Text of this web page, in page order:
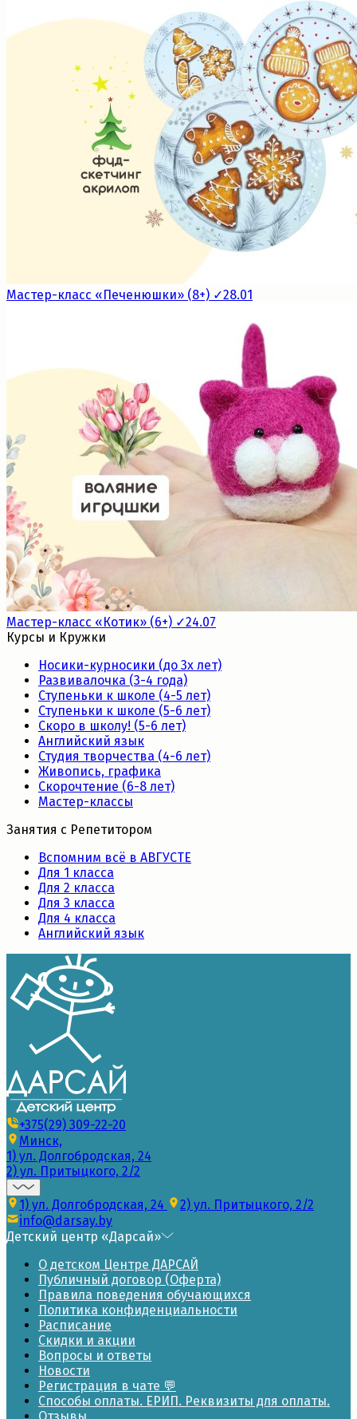
Мастер-класс «Печенюшки» (8+) ✓28.01
Мастер-класс «Котик» (6+) ✓24.07
Курсы и Кружки
Носики-курносики (до 3х лет)
Развивалочка (3-4 года)
Ступеньки к школе (4-5 лет)
Ступеньки к школе (5-6 лет)
Скоро в школу! (5-6 лет)
Английский язык
Студия творчества (4-6 лет)
Живопись, графика
Скорочтение (6-8 лет)
Мастер-классы
Занятия с Репетитором
Вспомним всё в АВГУСТЕ
Для 1 класса
Для 2 класса
Для 3 класса
Для 4 класса
Английский язык
+375(29) 309-22-20
Минск,
1) ул. Долгобродская, 24
2) ул. Притыцкого, 2/2
1) ул. Долгобродская, 24
2) ул. Притыцкого, 2/2
info@darsay.by
Детский центр «Дарсай»
О детском Центре ДАРСАЙ
Публичный договор (Оферта)
Правила поведения обучающихся
Политика конфиденциальности
Расписание
Скидки и акции
Вопросы и ответы
Новости
Регистрация в чате 💬
Способы оплаты. ЕРИП. Реквизиты для оплаты.